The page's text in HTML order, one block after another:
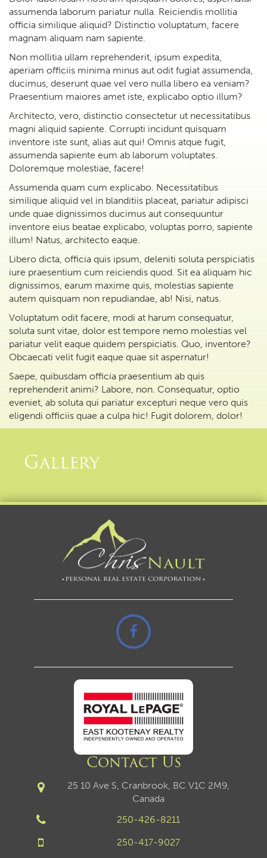
assumenda laborum pariatur nulla. Reiciendis mollitia
officia similique aliquid? Distinctio voluptatum, facere
magnam aliquam nam sapiente.
Non mollitia ullam reprehenderit, ipsum expedita,
aperiam officiis minima minus aut odit fugiat assumenda,
ducimus, deserunt quae vel vero nulla libero ea veniam?
Praesentium maiores amet iste, explicabo optio illum?
Architecto, vero, distinctio consectetur ut necessitatibus
magni aliquid sapiente. Corrupti incidunt quisquam
inventore iste sunt, alias aut qui! Omnis atque fugit,
assumenda sapiente eum ab laborum voluptates.
Doloremque molestiae, facere!
Assumenda quam cum explicabo. Necessitatibus
similique aliquid vel in blanditiis placeat, pariatur adipisci
unde quae dignissimos ducimus aut consequuntur
inventore eius beatae explicabo, voluptas porro, sapiente
illum! Natus, architecto eaque.
Libero dicta, officia quis ipsum, deleniti soluta perspiciatis
iure praesentium cum reiciendis quod. Sit ea aliquam hic
dignissimos, earum maxime quis, molestias sapiente
autem quisquam non repudiandae, ab! Nisi, natus.
Voluptatum odit facere, modi at harum consequatur,
soluta sunt vitae, dolor est tempore nemo molestias vel
pariatur velit eaque quidem perspiciatis. Quo, inventore?
Obcaecati velit fugit eaque quae sit aspernatur!
Saepe, quibusdam officia praesentium ab quis
reprehenderit animi? Labore, non. Consequatur, optio
eveniet, ab soluta qui pariatur excepturi neque vero quis
eligendi officiis quae a culpa hic! Fugit dolorem, dolor!
Gallery
Contact Us
25 10 Ave S, Cranbrook, BC V1C 2M9,
Canada
250-426-8211
250-417-9027